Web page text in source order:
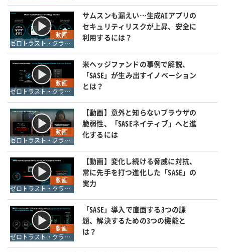
動画
ゼロトラスト・クラウドセキュリティ・SASE
サムスンも漏えい…生成AIアプリの
セキュリティリスクが上昇、安全に
利用するには？
動画
ゼロトラスト・クラウドセキュリティ・SASE
米ヘッジファンドの事例で解説、
「SASE」が生み出すイノベーション
とは？
動画
ゼロトラスト・クラウドセキュリティ・SASE
【動画】意外と知らないブラウザの
脆弱性、「SASEネイティブ」へと進
化するには
動画
ゼロトラスト・クラウドセキュリティ・SASE
【動画】変化し続ける脅威に対抗、
常に先手を打つ進化した「SASE」の
実力
動画
ゼロトラスト・クラウドセキュリティ・SASE
「SASE」導入で直面する3つの課
題、解決するための3つの機能と
は？